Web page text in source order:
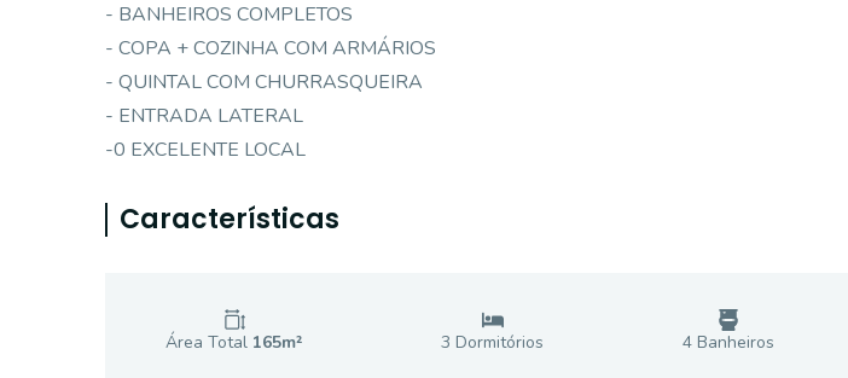
- BANHEIROS COMPLETOS
- COPA + COZINHA COM ARMÁRIOS
- QUINTAL COM CHURRASQUEIRA
- ENTRADA LATERAL
-0 EXCELENTE LOCAL
Características
Área Total 165m² 3 Dormitórios 4Banheiros